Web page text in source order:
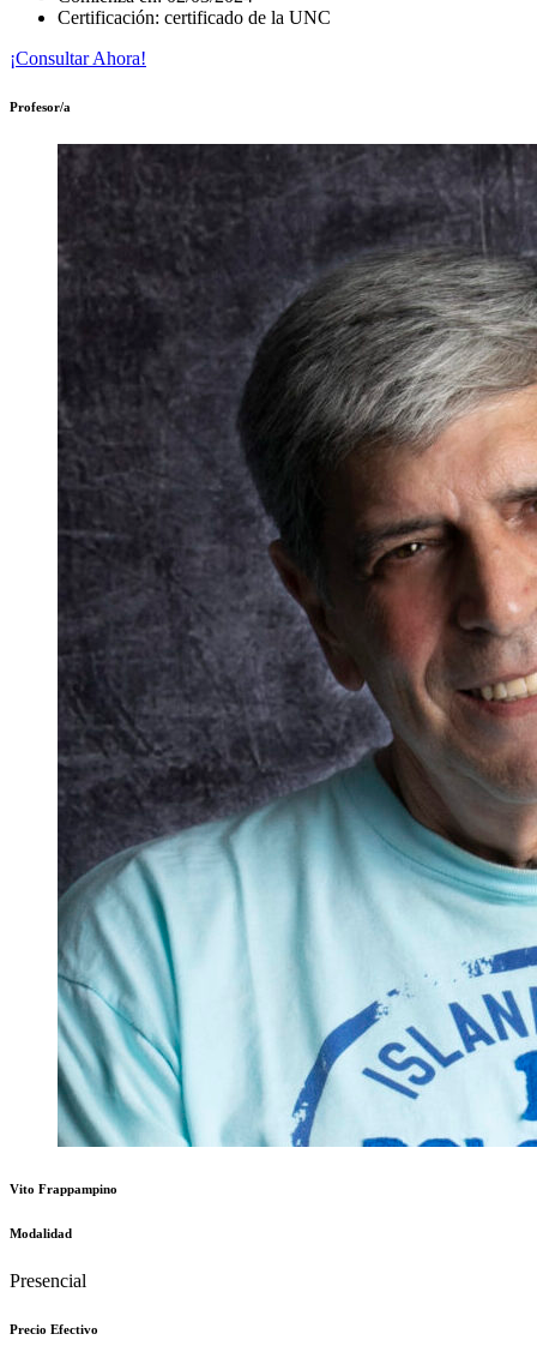
Certificación: certificado de la UNC
¡Consultar Ahora!
Profesor/a
Vito Frappampino
Modalidad
Presencial
Precio Efectivo